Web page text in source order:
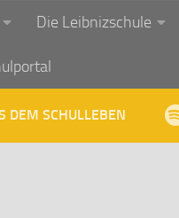
Die Leibnizschule
DEM SCHULLEBEN